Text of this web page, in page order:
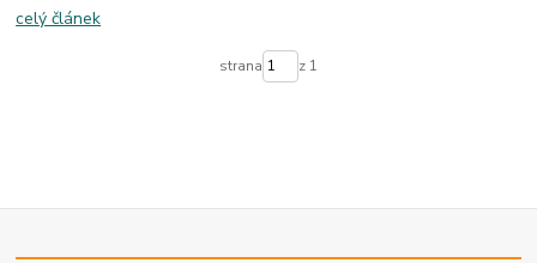
celý článek
strana z 1